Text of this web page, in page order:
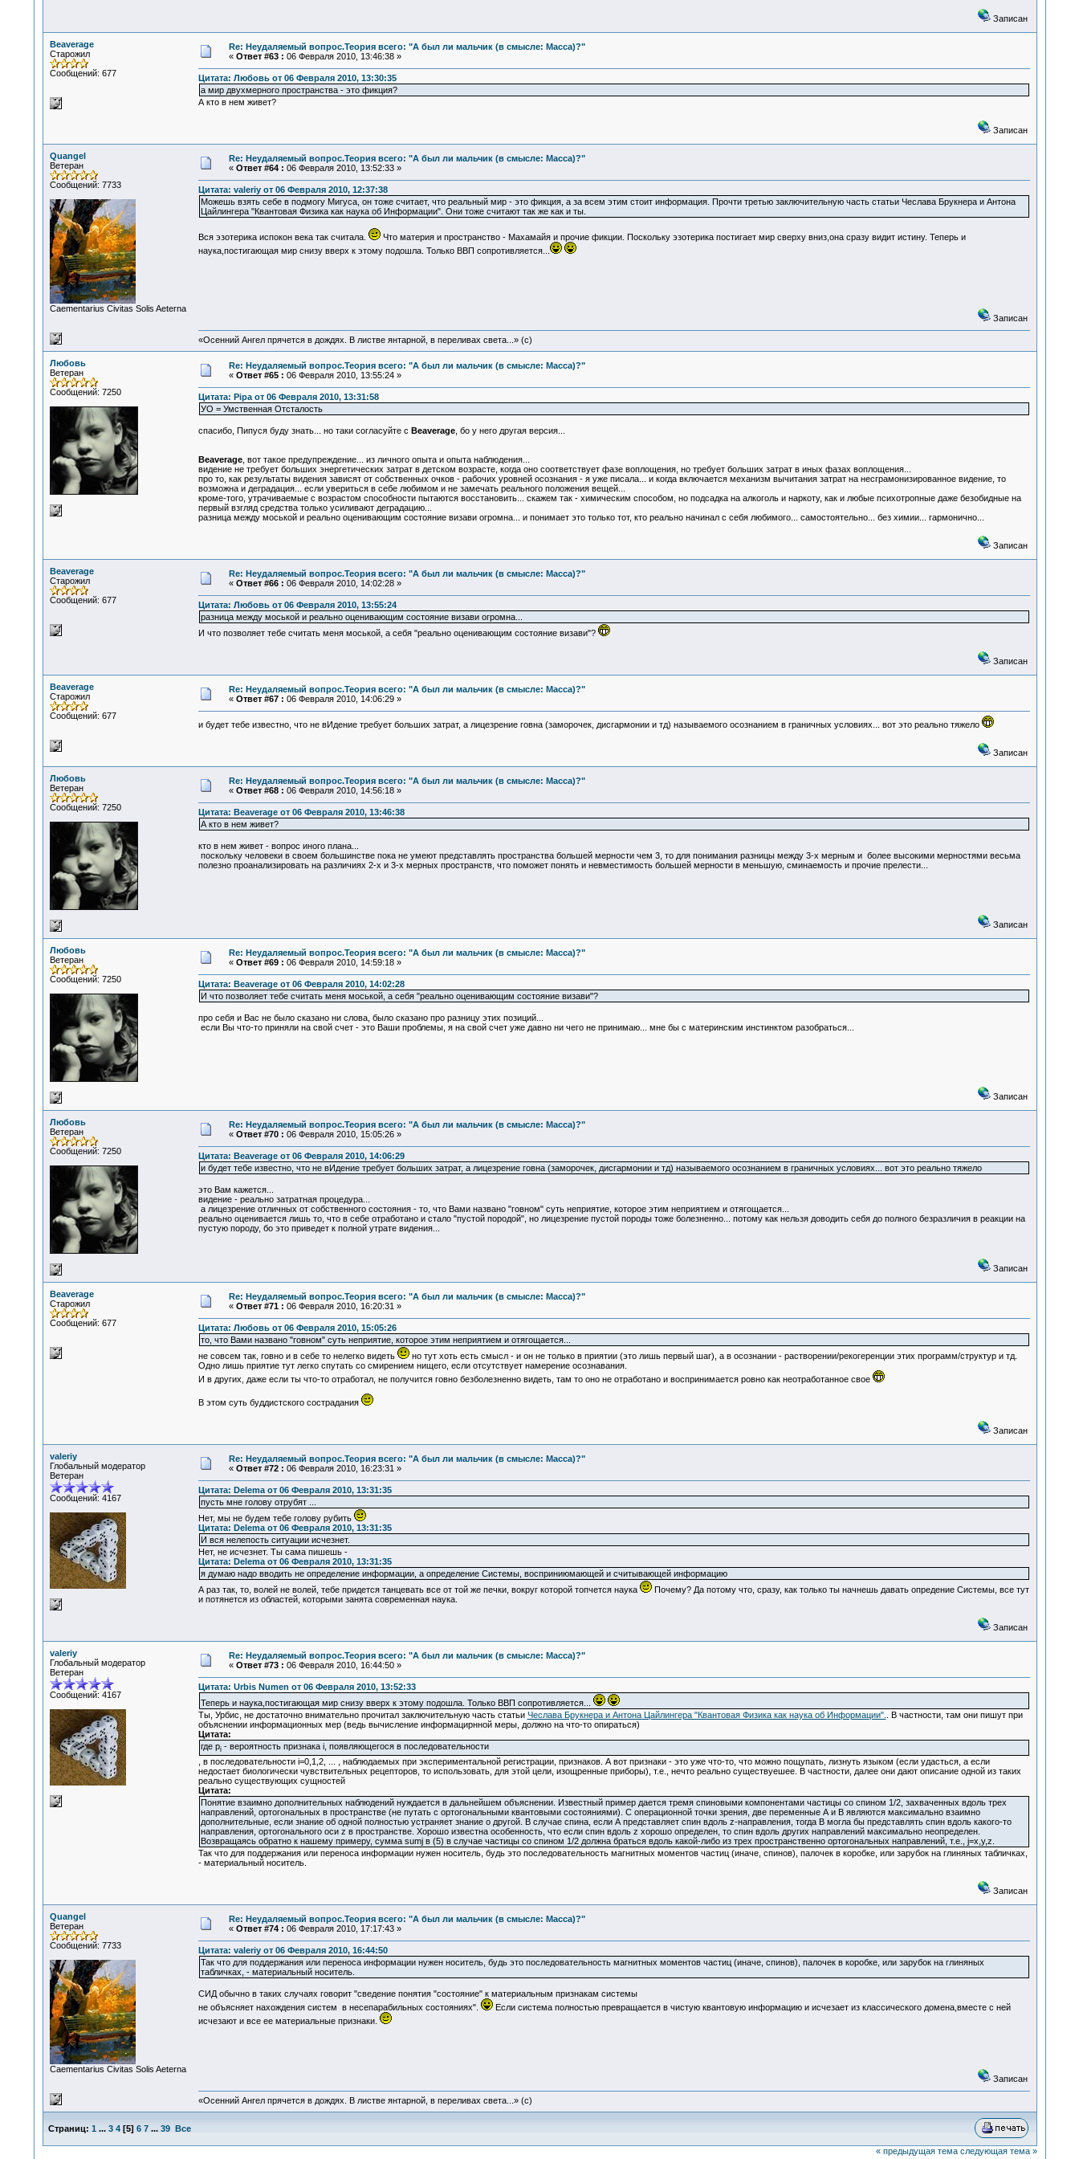
Записан
Beaverage
Старожил
Сообщений: 677
Re: Неудаляемый вопрос.Теория всего: "А был ли мальчик (в смысле: Масса)?"
« Ответ #63 : 06 Февраля 2010, 13:46:38 »
Цитата: Любовь от 06 Февраля 2010, 13:30:35
а мир двухмерного пространства - это фикция?
А кто в нем живет?
Записан
Quangel
Ветеран
Сообщений: 7733
Сaementarius Civitas Solis Aeterna
Re: Неудаляемый вопрос.Теория всего: "А был ли мальчик (в смысле: Масса)?"
« Ответ #64 : 06 Февраля 2010, 13:52:33 »
Цитата: valeriy от 06 Февраля 2010, 12:37:38
Можешь взять себе в подмогу Мигуса, он тоже считает, что реальный мир - это фикция, а за всем этим стоит информация. Прочти третью заключительную часть статьи Чеслава Брукнера и Антона
Цайлингера "Квантовая Физика как наука об Информации". Они тоже считают так же как и ты.
Вся эзотерика испокон века так считала.
Что материя и пространство - Махамайя и прочие фикции. Поскольку эзотерика постигает мир сверху вниз,она сразу видит истину. Теперь и
наука,постигающая мир снизу вверх к этому подошла. Только ВВП сопротивляется...
Записан
«Осенний Ангел прячется в дождях. В листве янтарной, в переливах света...» (c)
Любовь
Ветеран
Сообщений: 7250
Re: Неудаляемый вопрос.Теория всего: "А был ли мальчик (в смысле: Масса)?"
« Ответ #65 : 06 Февраля 2010, 13:55:24 »
Цитата: Pipa от 06 Февраля 2010, 13:31:58
УО = Умственная Отсталость
спасибо, Пипуся буду знать... но таки согласуйте с Beaverage, бо у него другая версия...
Beaverage, вот такое предупреждение... из личного опыта и опыта наблюдения...
видение не требует больших энергетических затрат в детском возрасте, когда оно соответствует фазе воплощения, но требует больших затрат в иных фазах воплощения...
про то, как результаты видения зависят от собственных очков - рабочих уровней осознания - я уже писала... и когда включается механизм вычитания затрат на несграмонизированное видение, то
возможна и деградация... если увериться в себе любимом и не замечать реального положения вещей...
кроме-того, утрачиваемые с возрастом способности пытаются восстановить... скажем так - химическим способом, но подсадка на алкоголь и наркоту, как и любые психотропные даже безобидные на
первый взгляд средства только усиливают деградацию...
разница между моськой и реально оценивающим состояние визави огромна... и понимает это только тот, кто реально начинал с себя любимого... самостоятельно... без химии... гармонично...
Записан
Beaverage
Старожил
Сообщений: 677
Re: Неудаляемый вопрос.Теория всего: "А был ли мальчик (в смысле: Масса)?"
« Ответ #66 : 06 Февраля 2010, 14:02:28 »
Цитата: Любовь от 06 Февраля 2010, 13:55:24
разница между моськой и реально оценивающим состояние визави огромна...
И что позволяет тебе считать меня моськой, а себя "реально оценивающим состояние визави"?
Записан
Beaverage
Старожил
Сообщений: 677
Re: Неудаляемый вопрос.Теория всего: "А был ли мальчик (в смысле: Масса)?"
« Ответ #67 : 06 Февраля 2010, 14:06:29 »
и будет тебе известно, что не вИдение требует больших затрат, а лицезрение говна (заморочек, дисгармонии и тд) называемого осознанием в граничных условиях... вот это реально тяжело
Записан
Любовь
Ветеран
Сообщений: 7250
Re: Неудаляемый вопрос.Теория всего: "А был ли мальчик (в смысле: Масса)?"
« Ответ #68 : 06 Февраля 2010, 14:56:18 »
Цитата: Beaverage от 06 Февраля 2010, 13:46:38
А кто в нем живет?
кто в нем живет - вопрос иного плана...
поскольку человеки в своем большинстве пока не умеют представлять пространства большей мерности чем 3, то для понимания разницы между 3-х мерным и более высокими мерностями весьма
полезно проанализировать на различиях 2-х и 3-х мерных пространств, что поможет понять и невместимость большей мерности в меньшую, сминаемость и прочие прелести...
Записан
Любовь
Ветеран
Сообщений: 7250
Re: Неудаляемый вопрос.Теория всего: "А был ли мальчик (в смысле: Масса)?"
« Ответ #69 : 06 Февраля 2010, 14:59:18 »
Цитата: Beaverage от 06 Февраля 2010, 14:02:28
И что позволяет тебе считать меня моськой, а себя "реально оценивающим состояние визави"?
про себя и Вас не было сказано ни слова, было сказано про разницу этих позиций...
если Вы что-то приняли на свой счет - это Ваши проблемы, я на свой счет уже давно ни чего не принимаю... мне бы с материнским инстинктом разобраться...
Записан
Любовь
Ветеран
Сообщений: 7250
Re: Неудаляемый вопрос.Теория всего: "А был ли мальчик (в смысле: Масса)?"
« Ответ #70 : 06 Февраля 2010, 15:05:26 »
Цитата: Beaverage от 06 Февраля 2010, 14:06:29
и будет тебе известно, что не вИдение требует больших затрат, а лицезрение говна (заморочек, дисгармонии и тд) называемого осознанием в граничных условиях... вот это реально тяжело
это Вам кажется...
видение - реально затратная процедура...
а лицезрение отличных от собственного состояния - то, что Вами названо "говном" суть неприятие, которое этим неприятием и отягощается...
реально оценивается лишь то, что в себе отработано и стало "пустой породой", но лицезрение пустой породы тоже болезненно... потому как нельзя доводить себя до полного безразличия в реакции на
пустую породу, бо это приведет к полной утрате видения...
Записан
Beaverage
Старожил
Сообщений: 677
Re: Неудаляемый вопрос.Теория всего: "А был ли мальчик (в смысле: Масса)?"
« Ответ #71 : 06 Февраля 2010, 16:20:31 »
Цитата: Любовь от 06 Февраля 2010, 15:05:26
то, что Вами названо "говном" суть неприятие, которое этим неприятием и отягощается...
не совсем так, говно и в себе то нелегко видеть
но тут хоть есть смысл - и он не только в приятии (это лишь первый шаг), а в осознании - растворении/рекогеренции этих программ/структур и тд.
Одно лишь приятие тут легко спутать со смирением нищего, если отсутствует намерение осознавания.
И в других, даже если ты что-то отработал, не получится говно безболезненно видеть, там то оно не отработано и воспринимается ровно как неотработанное свое
В этом суть буддистского сострадания
Записан
valeriy
Глобальный модератор
Ветеран
Сообщений: 4167
Re: Неудаляемый вопрос.Теория всего: "А был ли мальчик (в смысле: Масса)?"
« Ответ #72 : 06 Февраля 2010, 16:23:31 »
Цитата: Delema от 06 Февраля 2010, 13:31:35
пусть мне голову отрубят ...
Нет, мы не будем тебе голову рубить
Цитата: Delema от 06 Февраля 2010, 13:31:35
И вся нелепость ситуации исчезнет.
Нет, не исчезнет. Ты сама пишешь -
Цитата: Delema от 06 Февраля 2010, 13:31:35
я думаю надо вводить не определение информации, а определение Системы, восприниюмающей и считывающей информацию
А раз так, то, волей не волей, тебе придется танцевать все от той же печки, вокруг которой топчется наука
Почему? Да потому что, сразу, как только ты начнешь давать опредение Системы, все тут
и потянется из областей, которыми занята современная наука.
Записан
valeriy
Глобальный модератор
Ветеран
Сообщений: 4167
Re: Неудаляемый вопрос.Теория всего: "А был ли мальчик (в смысле: Масса)?"
« Ответ #73 : 06 Февраля 2010, 16:44:50 »
Цитата: Urbis Numen от 06 Февраля 2010, 13:52:33
Теперь и наука,постигающая мир снизу вверх к этому подошла. Только ВВП сопротивляется...
Ты, Урбис, не достаточно внимательно прочитал заключительную часть статьи Чеслава Брукнера и Антона Цайлингера "Квантовая Физика как наука об Информации".
. В частности, там они пишут при
объяснении информационных мер (ведь вычисление информацирнной меры, должно на что-то опираться)
Цитата:
где pi- вероятность признака i, появляющегося в последовательности
, в последовательности i=0,1,2, ... , наблюдаемых при экспериментальной регистрации, признаков. А вот признаки - это уже что-то, что можно пощупать, лизнуть языком (если удасться, а если
недостает биологически чувствительных рецепторов, то использовать, для этой цели, изощренные приборы), т.е., нечто реально существуешее. В частности, далее они дают описание одной из таких
реально существующих сущностей
Цитата:
Понятие взаимно дополнительных наблюдений нуждается в дальнейшем объяснении. Известный пример дается тремя спиновыми компонентами частицы со спином 1/2, захваченных вдоль трех
направлений, ортогональных в пространстве (не путать с ортогональными квантовыми состояниями). С операционной точки зрения, две переменные А и В являются максимально взаимно
дополнительные, если знание об одной полностью устраняет знание о другой. В случае спина, если А представляет спин вдоль z-направления, тогда В могла бы представлять спин вдоль какого-то
направления, ортогонального оси z в пространстве. Хорошо известна особенность, что если спин вдоль z хорошо определен, то спин вдоль других направлений максимально неопределен.
Возвращаясь обратно к нашему примеру, сумма sumj в (5) в случае частицы со спином 1/2 должна браться вдоль какой-либо из трех пространственно ортогональных направлений, т.е., j=x,y,z.
Так что для поддержания или переноса информации нужен носитель, будь это последовательность магнитных моментов частиц (иначе, спинов), палочек в коробке, или зарубок на глиняных табличках,
- материальный носитель.
Записан
Quangel
Ветеран
Сообщений: 7733
Сaementarius Civitas Solis Aeterna
Re: Неудаляемый вопрос.Теория всего: "А был ли мальчик (в смысле: Масса)?"
« Ответ #74 : 06 Февраля 2010, 17:17:43 »
Цитата: valeriy от 06 Февраля 2010, 16:44:50
Так что для поддержания или переноса информации нужен носитель, будь это последовательность магнитных моментов частиц (иначе, спинов), палочек в коробке, или зарубок на глиняных
табличках, - материальный носитель.
СИД обычно в таких случаях говорит "сведение понятия "состояние" к материальным признакам системы
не объясняет нахождения систем в несепарабильных состояниях".
Если система полностью превращается в чистую квантовую информацию и исчезает из классического домена,вместе с ней
исчезают и все ее материальные признаки.
Записан
«Осенний Ангел прячется в дождях. В листве янтарной, в переливах света...» (c)
Страниц: 1 ... 3 4[5] 6 7 ... 39 Все
« предыдущая тема следующая тема »